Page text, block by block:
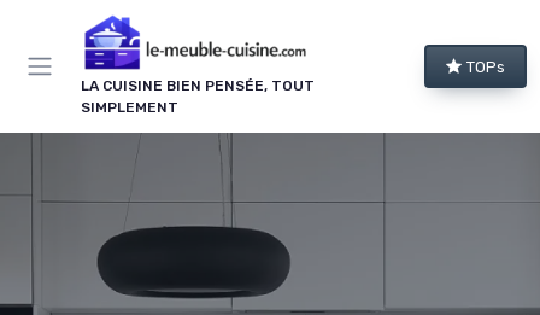
LA CUISINE BIEN PENSÉE, TOUT
SIMPLEMENT
TOPs
Panneau de gestion des cookies